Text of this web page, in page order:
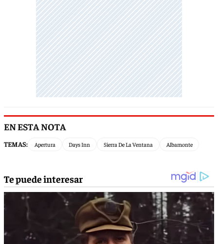
EN ESTA NOTA
TEMAS: Apertura Days Inn Sierra De La Ventana Albamonte